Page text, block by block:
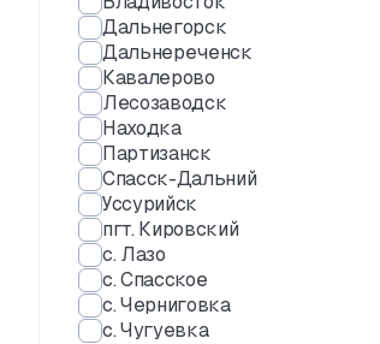
Дальнегорск
Дальнереченск
Кавалерово
Лесозаводск
Находка
Партизанск
Спасск-Дальний
Уссурийск
пгт. Кировский
с. Лазо
с. Спасское
с. Черниговка
с. Чугуевка